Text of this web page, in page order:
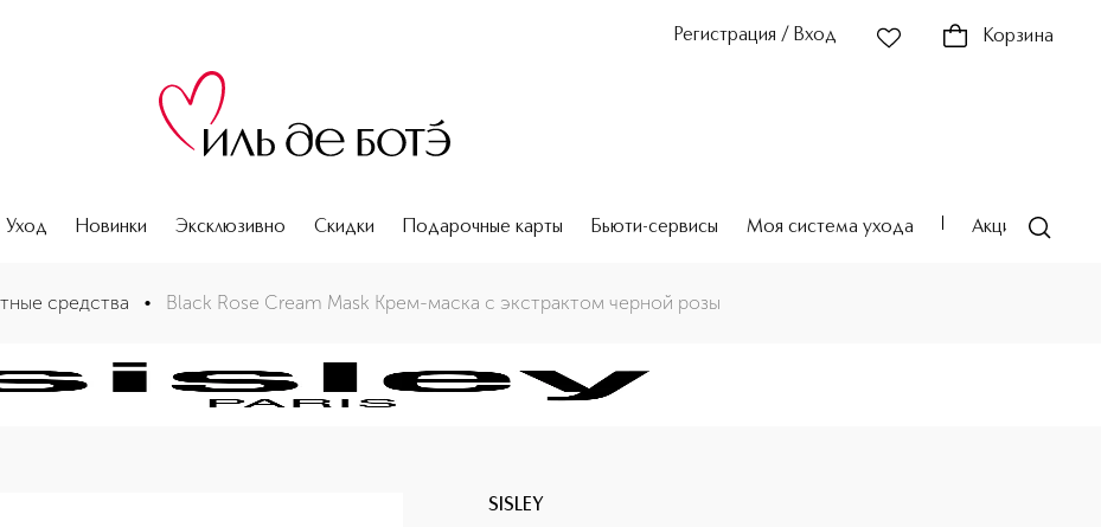
Регистрация / Вход Корзина
Уход Новинки Эксклюзивно Скидки Подарочные карты Бьюти-сервисы Моя система ухода Акции
розы
средства • Black Rose Cream Mask Крем-маска с экстрактом черной розы
SISLEY